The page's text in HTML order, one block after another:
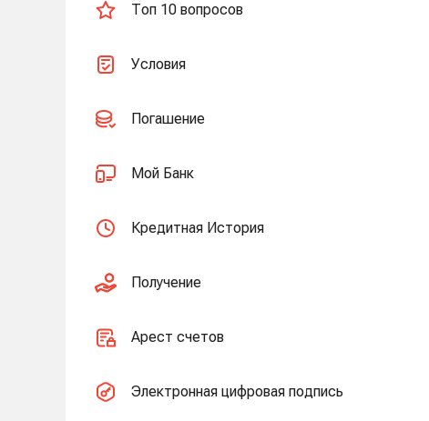
Топ 10 вопросов
Условия
Погашение
Мой Банк
Кредитная История
Получение
Арест счетов
Электронная цифровая подпись